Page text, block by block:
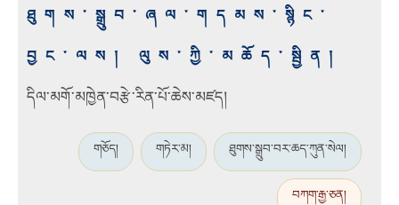
ཐུགས་སྒྲུབ་ཞལ་གདམས་སྙིང་
བྱང་ལས། ལུས་ཀྱི་མཆོད་སྦྱིན།
དིལ་མགོ་མཁྱེན་བརྩེ་རིན་པོ་ཆེས་མཛད།
གཅོད། གཏེར་མ། ཐུགས་སྒྲུབ་བར་ཆད་ཀུན་སེལ།
བཀག་རྒྱ་ཅན།